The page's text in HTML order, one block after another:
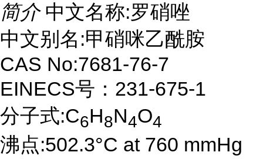
简介 中文名称:罗硝唑
中文别名:甲硝咪乙酰胺
CAS No:7681-76-7
EINECS号：231-675-1
分子式:C6H8N4O4
沸点:502.3°C at 760 mmHg